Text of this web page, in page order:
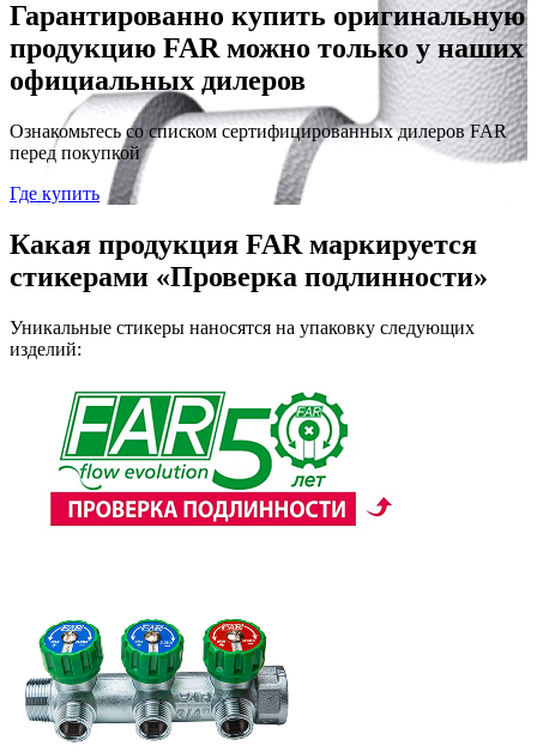
Гарантированно купить оригинальную
продукцию FAR можно только у наших
официальных дилеров
Ознакомьтесь со списком сертифицированных дилеров FAR
перед покупкой
Где купить
Какая продукция FAR маркируется
стикерами «Проверка подлинности»
Уникальные стикеры наносятся на упаковку следующих
изделий: